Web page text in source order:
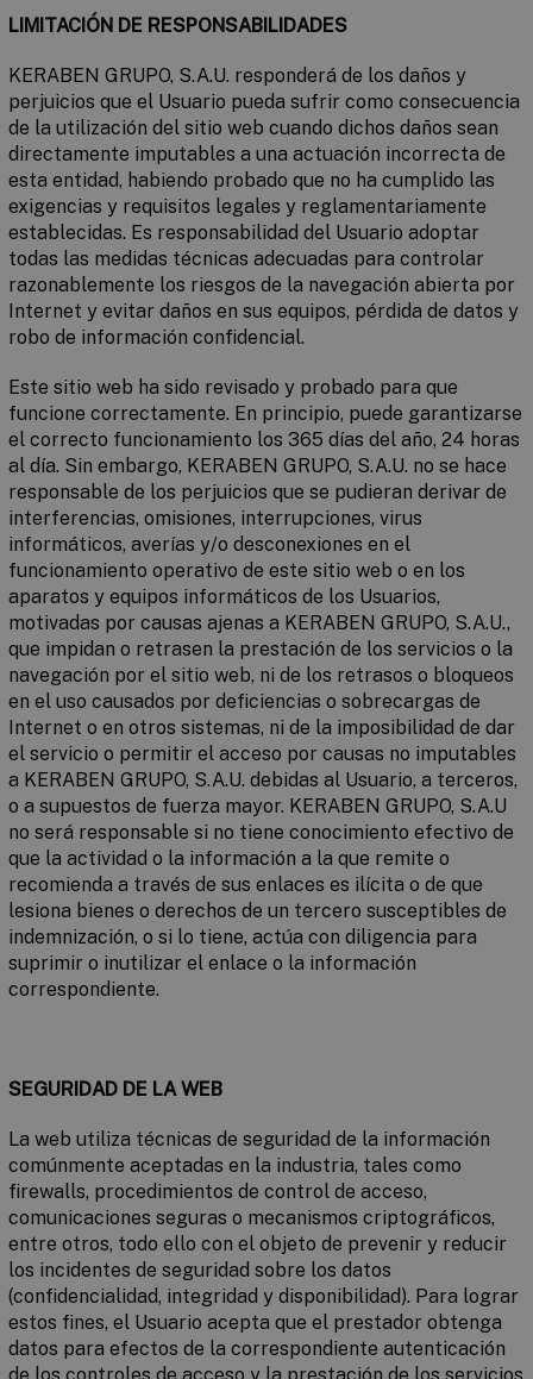
LIMITACIÓN DE RESPONSABILIDADES
KERABEN GRUPO, S.A.U. responderá de los daños y
perjuicios que el Usuario pueda sufrir como consecuencia
de la utilización del sitio web cuando dichos daños sean
directamente imputables a una actuación incorrecta de
esta entidad, habiendo probado que no ha cumplido las
exigencias y requisitos legales y reglamentariamente
establecidas. Es responsabilidad del Usuario adoptar
todas las medidas técnicas adecuadas para controlar
razonablemente los riesgos de la navegación abierta por
Internet y evitar daños en sus equipos, pérdida de datos y
robo de información confidencial.
Este sitio web ha sido revisado y probado para que
funcione correctamente. En principio, puede garantizarse
el correcto funcionamiento los 365 días del año, 24 horas
al día. Sin embargo, KERABEN GRUPO, S.A.U. no se hace
responsable de los perjuicios que se pudieran derivar de
interferencias, omisiones, interrupciones, virus
informáticos, averías y/o desconexiones en el
funcionamiento operativo de este sitio web o en los
aparatos y equipos informáticos de los Usuarios,
motivadas por causas ajenas a KERABEN GRUPO, S.A.U.,
que impidan o retrasen la prestación de los servicios o la
navegación por el sitio web, ni de los retrasos o bloqueos
en el uso causados por deficiencias o sobrecargas de
Internet o en otros sistemas, ni de la imposibilidad de dar
el servicio o permitir el acceso por causas no imputables
a KERABEN GRUPO, S.A.U. debidas al Usuario, a terceros,
o a supuestos de fuerza mayor. KERABEN GRUPO, S.A.U
no será responsable si no tiene conocimiento efectivo de
que la actividad o la información a la que remite o
recomienda a través de sus enlaces es ilícita o de que
lesiona bienes o derechos de un tercero susceptibles de
indemnización, o si lo tiene, actúa con diligencia para
suprimir o inutilizar el enlace o la información
correspondiente.
SEGURIDAD DE LA WEB
La web utiliza técnicas de seguridad de la información
comúnmente aceptadas en la industria, tales como
firewalls, procedimientos de control de acceso,
comunicaciones seguras o mecanismos criptográficos,
entre otros, todo ello con el objeto de prevenir y reducir
los incidentes de seguridad sobre los datos
(confidencialidad, integridad y disponibilidad). Para lograr
estos fines, el Usuario acepta que el prestador obtenga
datos para efectos de la correspondiente autenticación
de los controles de acceso y la prestación de los servicios